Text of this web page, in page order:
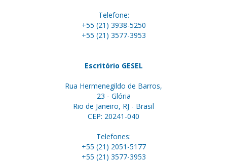
Telefone:
+55 (21) 3938-5250
+55 (21) 3577-3953
Escritório GESEL
Rua Hermenegildo de Barros,
23 - Glória
Rio de Janeiro, RJ - Brasil
CEP: 20241-040
Telefones:
+55 (21) 2051-5177
+55 (21) 3577-3953